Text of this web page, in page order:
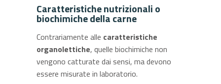
Caratteristiche nutrizionali o
biochimiche della carne
Contrariamente alle caratteristiche
organolettiche, quelle biochimiche non
vengono catturate dai sensi, ma devono
essere misurate in laboratorio.